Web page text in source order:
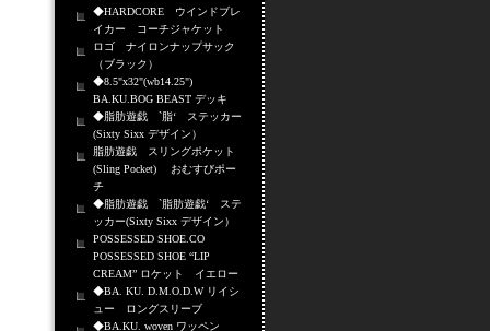
◆HARDCORE ウインドブレ
イカー コーチジャケット
ロゴ ナイロンナップサック
（ブラック）
◆8.5"x32"(wb14.25")
BA.KU.BOG BEAST デッキ
◆脂肪遊戯 `脂‘ ステッカー
(Sixty Sixx デザイン）
脂肪遊戯 スリングポケット
(Sling Pocket) おむすびポー
チ
◆脂肪遊戯 `脂肪遊戯‘ ステ
ッカー(Sixty Sixx デザイン）
POSSESSED SHOE.CO
POSSESSED SHOE “LIP
CREAM” ロケット イエロー
◆BA. KU. D.M.O.D.W リイシ
ュー ロングスリーブ
◆BA.KU. woven ワッペン